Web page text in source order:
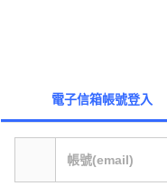
電子信箱帳號登入